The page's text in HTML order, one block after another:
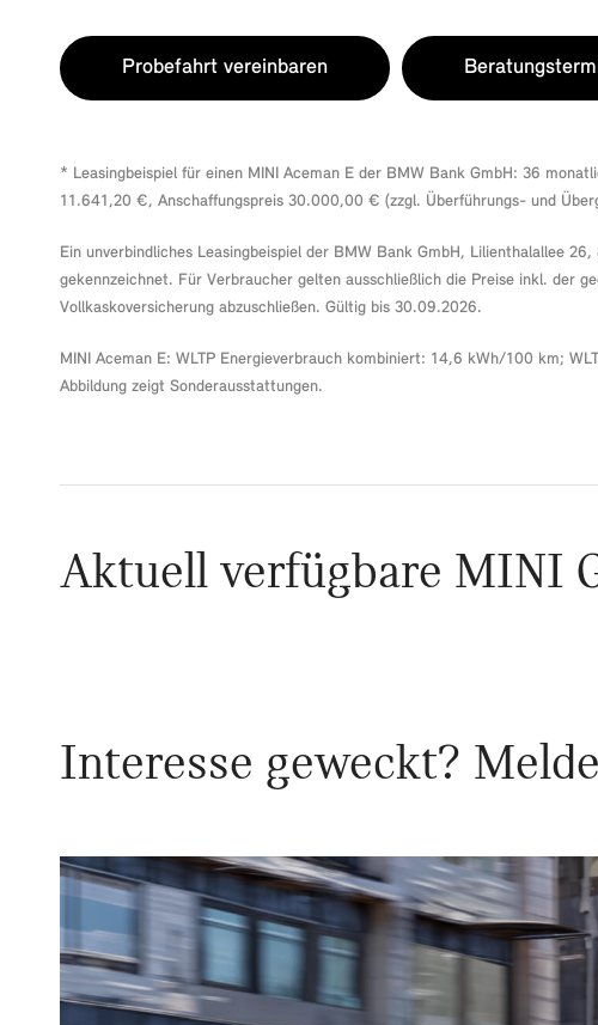
Probefahrt vereinbaren
* Leasingbeispiel für einen MINI Aceman E der BMW Bank GmbH: 36
11.641,20 €, Anschaffungspreis 30.000,00 € (zzgl. Überführungs- und
Ein unverbindliches Leasingbeispiel der BMW Bank GmbH, Lilienthalallee
gekennzeichnet. Für Verbraucher gelten ausschließlich die Preise inkl. der
Vollkaskoversicherung abzuschließen. Gültig bis 30.09.2026.
MINI Aceman E: WLTP Energieverbrauch kombiniert: 14,6 kWh/100 km;
Abbildung zeigt Sonderausstattungen.
Aktuell verfügbare MINI
Interesse geweckt?